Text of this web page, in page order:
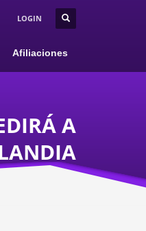
LOGIN
Afiliaciones
A